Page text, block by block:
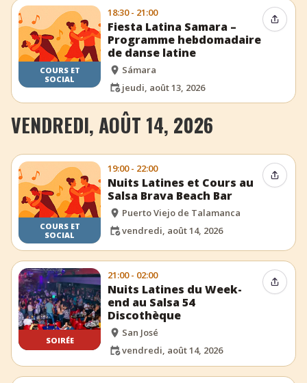
COURS ET
SOCIAL
18:30 - 21:00
Fiesta Latina Samara –
Programme hebdomadaire
de danse latine
Sámara
jeudi, août 13, 2026
VENDREDI, AOÛT 14, 2026
COURS ET
SOCIAL
19:00 - 22:00
Nuits Latines et Cours au
Salsa Brava Beach Bar
Puerto Viejo de Talamanca
vendredi, août 14, 2026
SOIRÉE
21:00 - 02:00
Nuits Latines du Week-
end au Salsa 54
Discothèque
San José
vendredi, août 14, 2026